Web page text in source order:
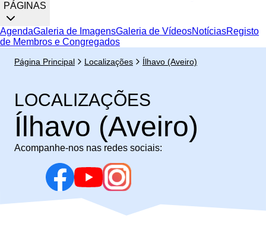
PÁGINAS
AgendaGaleria de ImagensGaleria de VídeosNotíciasRegisto
de Membros e Congregados
Página Principal Localizações Ílhavo (Aveiro)
LOCALIZAÇÕES
Ílhavo (Aveiro)
Acompanhe-nos nas redes sociais: